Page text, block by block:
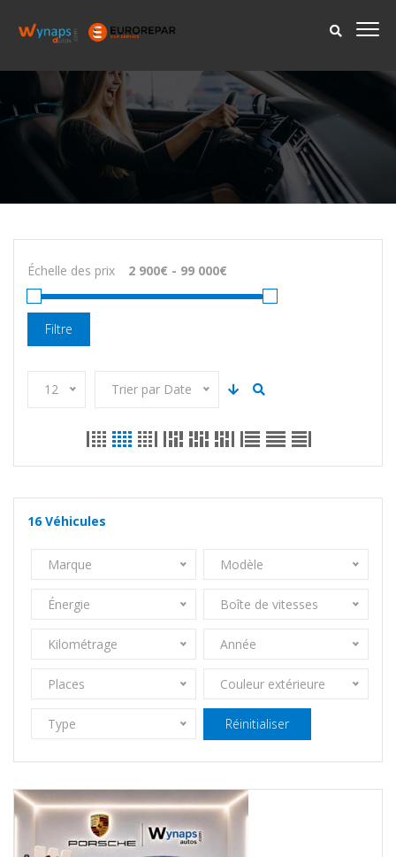
Échelle des prix
Filtre
12 Trier par Date
16 Véhicules
Marque Modèle
Énergie Boîte de vitesses
Kilométrage Année
Places Couleur extérieure
Type Réinitialiser